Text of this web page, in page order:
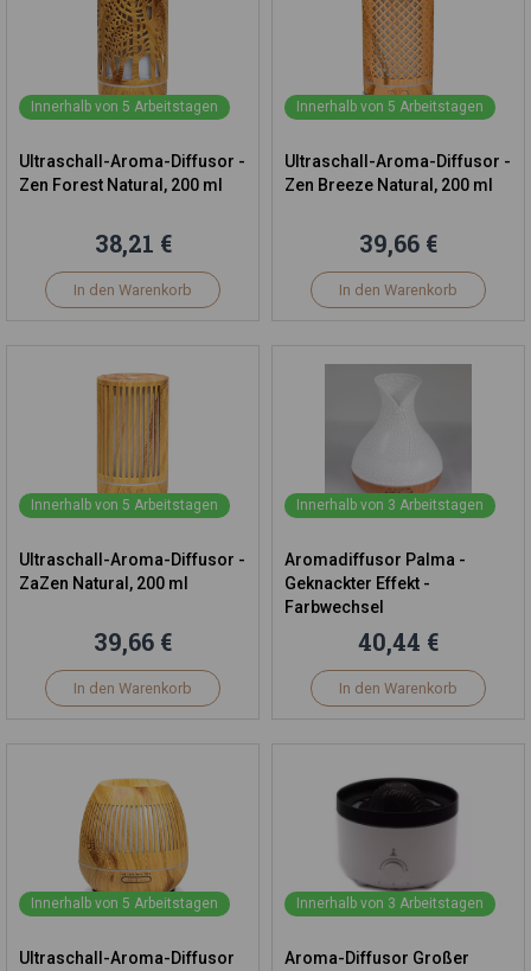
Innerhalb von 5 Arbeitstagen
Ultraschall-Aroma-Diffusor -
Zen Forest Natural, 200 ml
38,21 €
In den Warenkorb
Innerhalb von 5 Arbeitstagen
Ultraschall-Aroma-Diffusor -
Zen Breeze Natural, 200 ml
39,66 €
In den Warenkorb
Innerhalb von 5 Arbeitstagen
Ultraschall-Aroma-Diffusor -
ZaZen Natural, 200 ml
39,66 €
In den Warenkorb
Innerhalb von 3 Arbeitstagen
Aromadiffusor Palma -
Geknackter Effekt -
Farbwechsel
40,44 €
In den Warenkorb
Innerhalb von 5 Arbeitstagen
Ultraschall-Aroma-Diffusor
Innerhalb von 3 Arbeitstagen
Aroma-Diffusor Großer